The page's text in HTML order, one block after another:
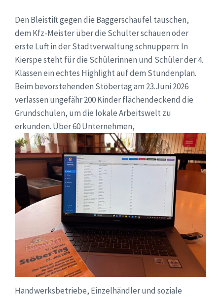
Den Bleistift gegen die Baggerschaufel tauschen,
dem Kfz-Meister über die Schulter schauen oder
erste Luft in der Stadtverwaltung schnuppern: In
Kierspe steht für die Schülerinnen und Schüler der 4.
Klassen ein echtes Highlight auf dem Stundenplan.
Beim bevorstehenden Stöbertag am 23.Juni 2026
verlassen ungefähr 200 Kinder flächendeckend die
Grundschulen, um die lokale Arbeitswelt zu
erkunden. Über 60Unternehmen,
Handwerksbetriebe, Einzelhändler und soziale